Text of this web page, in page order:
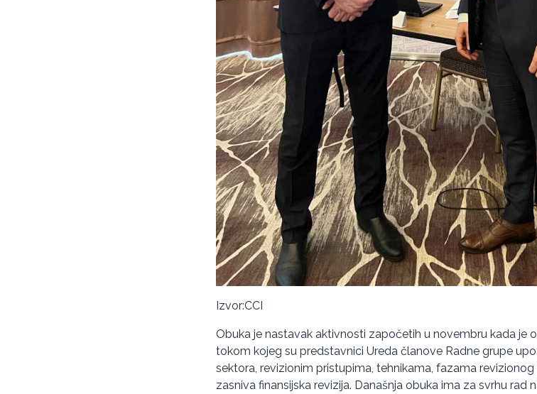
Izvor:CCI
Obuka je nastavak aktivnosti započetih u novembru kada je
tokom kojeg su predstavnici Ureda članove Radne grupe
sektora, revizionim pristupima, tehnikama, fazama
zasniva finansijska revizija. Današnja obuka ima za svrhu rad